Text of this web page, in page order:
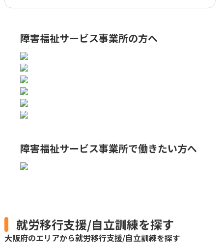
障害福祉サービス事業所の方へ
障害福祉サービス事業所で働きたい方へ
就労移行支援/自立訓練を探す
大阪府のエリアから就労移行支援/自立訓練を探す